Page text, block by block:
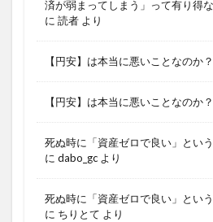
済が弱まってしまう」って有り得
に 読者 より
【円安】は本当に悪いことなのか？
【円安】は本当に悪いことなのか？
死ぬ時に「資産ゼロで良い」とい
に dabo_gc より
死ぬ時に「資産ゼロで良い」とい
に ちりとて より